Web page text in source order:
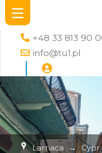
+48 33 813 90
info@tu1.pl
Larnaca → Cypr